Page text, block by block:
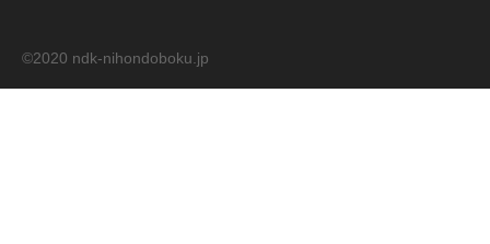
©2020 ndk-nihondoboku.jp